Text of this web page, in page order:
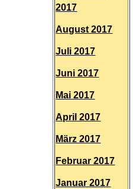
2017
August 2017
Juli 2017
Juni 2017
Mai 2017
April 2017
März 2017
Februar 2017
Januar 2017